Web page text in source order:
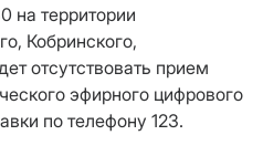
на территории
Кобринского,
отсутствовать прием
эфирного цифрового
по телефону 123.